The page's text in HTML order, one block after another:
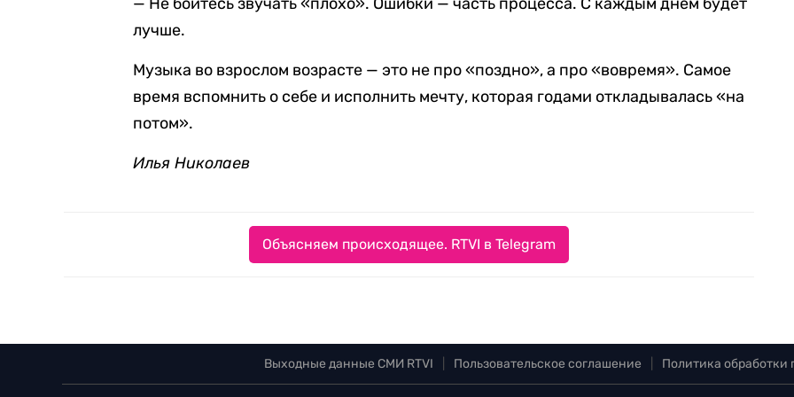
лучше.
Музыка во взрослом возрасте — это не про «поздно», а про «вовремя». Самое
время вспомнить о себе и исполнить мечту, которая годами откладывалась «на
потом».
Илья Николаев
Объясняем происходящее. RTVI в Telegram
Выходные данные СМИ RTVI Пользовательское соглашение Политика